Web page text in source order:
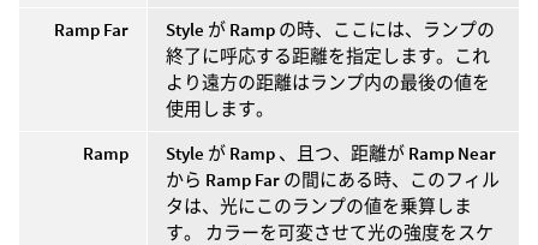
Ramp Far
Style が Ramp の時、ここには、ランプの
終了に呼応する距離を指定します。これ
より遠方の距離はランプ内の最後の値を
使用します。
Ramp
Style が Ramp 、且つ、距離が Ramp Near
から Ramp Far の間にある時、このフィル
タは、光にこのランプの値を乗算しま
す。 カラーを可変させて光の強度をスケ